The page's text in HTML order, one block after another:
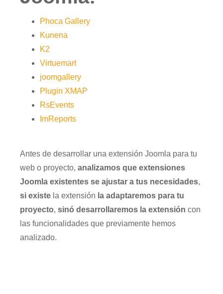
Phoca Gallery
Kunena
K2
Virtuemart
joomgallery
Plugin XMAP
RsEvents
ImReports
Antes de desarrollar una extensión Joomla para tu
web o proyecto, analizamos que extensiones
Joomla existentes se ajustar a tus necesidades,
si existe la extensión la adaptaremos para tu
proyecto, sinó desarrollaremos la extensión con
las funcionalidades que previamente hemos
analizado.